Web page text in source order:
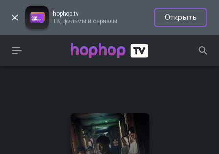
hophop.tv
ТВ, фильмы и сериалы
Открыть